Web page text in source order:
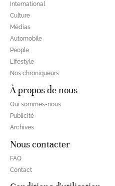
International
Culture
Médias
Automobile
People
Lifestyle
Nos chroniqueurs
À propos de nous
Qui sommes-nous
Publicité
Archives
Nous contacter
FAQ
Contact